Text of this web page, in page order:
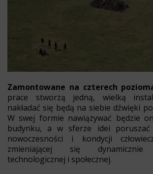
Zamontowane na czterech
prace stworzą jedną, wielką
nakładać się będą na siebie dźwięki
W swej formie nawiązywać będzie
budynku, a w sferze idei poruszać
nowoczesności i kondycji
zmieniającej się dynamicznie
technologicznej i społecznej.